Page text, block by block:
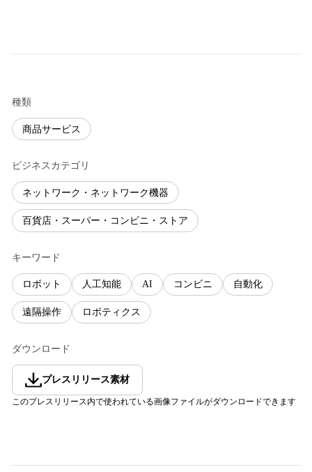
種類
商品サービス
ビジネスカテゴリ
ネットワーク・ネットワーク機器
百貨店・スーパー・コンビニ・ストア
キーワード
ロボット 人工知能 AI コンビニ 自動化
遠隔操作 ロボティクス
ダウンロード
プレスリリース素材
このプレスリリース内で使われている画像ファイルがダウンロードできます